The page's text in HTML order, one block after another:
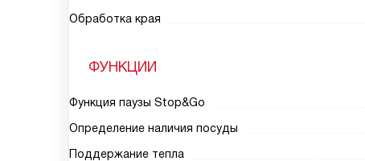
Обработка края
ФУНКЦИИ
Функция паузы Stop&Go
Определение наличия посуды
Поддержание тепла